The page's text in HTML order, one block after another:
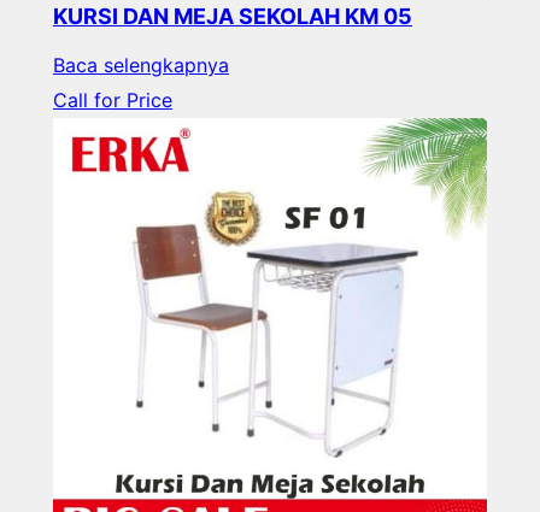
KURSI DAN MEJA SEKOLAH KM 05
Baca selengkapnya
Call for Price